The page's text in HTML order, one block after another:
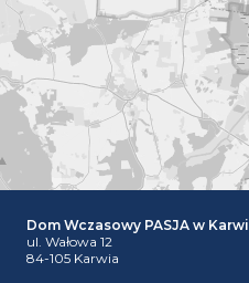
Dom Wczasowy PASJA w Karwi
ul. Wałowa 12
84-105 Karwia